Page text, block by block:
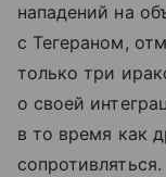
нападений на
с Тегераном,
только три
о своей
в то время как
сопротивляться.